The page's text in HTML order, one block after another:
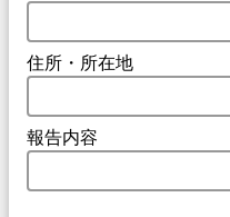
住所・所在地
報告内容